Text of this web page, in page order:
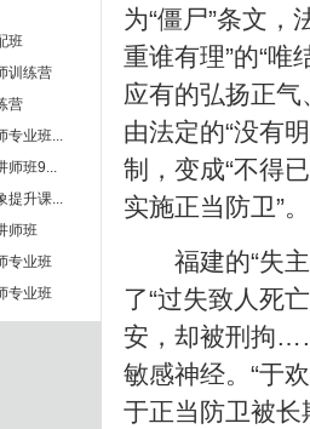
班
训练营
营
专业班...
师班9...
提升课...
师班
专业班
专业班
为“僵尸”条文，
重谁有理”的“唯
应有的弘扬正
由法定的“没有
制，变成“不得
实施正当防卫”。
福建的“失主
了“过失致人死
安，却被刑拘
敏感神经。“于
于正当防卫被长